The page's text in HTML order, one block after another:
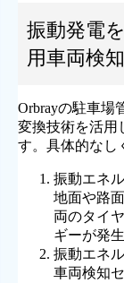
振動発電
用車両検
Orbrayの駐車場
変換技術を活用
す。具体的なし
振動エネ
地面や路
両のタイ
ギーが発
振動エネ
車両検知